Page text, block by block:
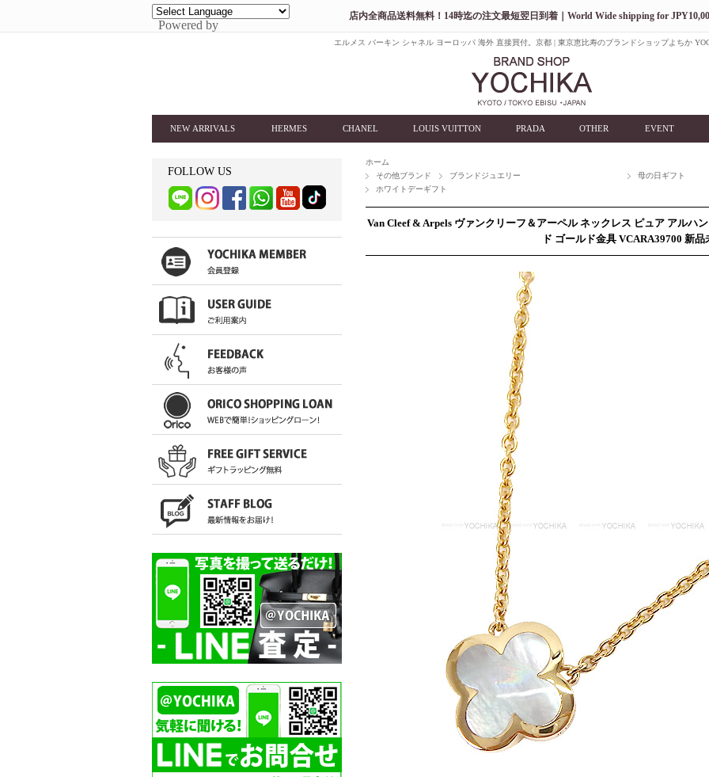
Powered by
店内全商品送料無料！14時迄の注文最短翌日到着｜World Wide shipping for
エルメス バーキン シャネル ヨーロッパ 海外 直接買付。京都 | 東京恵比寿のブランドショップよちか
NEW ARRIVALS HERMES CHANEL LOUIS VUITTON PRADA OTHER EVENT
ホーム
その他ブランド
ブランドジュエリー
母の日ギフト
ホワイトデーギフト
Van Cleef & Arpels ヴァンクリーフ＆アーペル ネックレス ピュア アルハ
ド ゴールド金具 VCARA39700 新品
FOLLOW US